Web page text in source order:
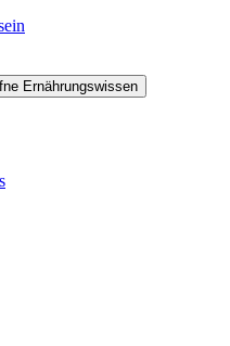
Ernährungswissen